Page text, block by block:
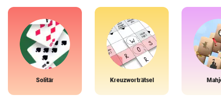
Solitär Kreuzworträtsel